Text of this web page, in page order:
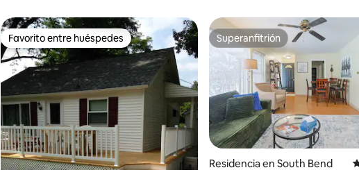
Favorito entre huéspedes
Favorito entre huéspedes Superanfitrión
Superanfitrión
Residencia en South Bend